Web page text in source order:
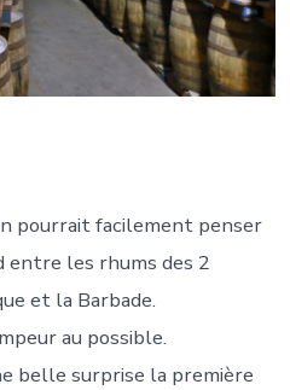
pourrait facilement penser
entre les rhums des 2
et la Barbade.
au possible.
belle surprise la première